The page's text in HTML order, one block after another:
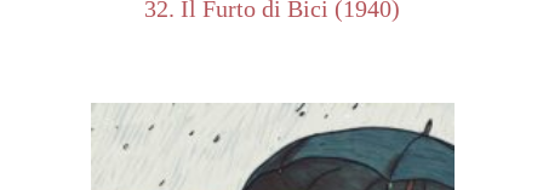
32. Il Furto di Bici (1940)